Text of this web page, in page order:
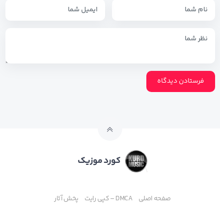
کورد موزیک
صفحه اصلی DMCA – کپی رایت پخش آثار